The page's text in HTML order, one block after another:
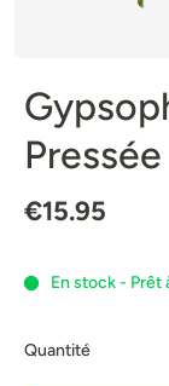
Pressée
€15.95
En stock - Prêt
Quantité